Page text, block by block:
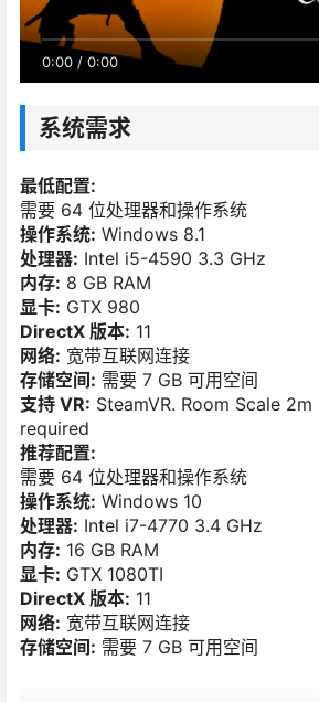
0:00 / 0:00
系统需求
最低配置:
需要 64 位处理器和操作系统
操作系统: Windows 8.1
处理器: Intel i5-4590 3.3 GHz
内存: 8 GB RAM
显卡: GTX 980
DirectX 版本: 11
网络: 宽带互联网连接
存储空间: 需要 7 GB 可用空间
支持 VR: SteamVR. Room Scale 2m
required
推荐配置:
需要 64 位处理器和操作系统
操作系统: Windows 10
处理器: Intel i7-4770 3.4 GHz
内存: 16 GB RAM
显卡: GTX 1080TI
DirectX 版本: 11
网络: 宽带互联网连接
存储空间: 需要 7 GB 可用空间